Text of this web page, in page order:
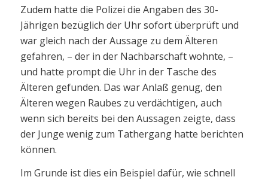
Zudem hatte die Polizei die Angaben des 30-
Jährigen bezüglich der Uhr sofort überprüft und
war gleich nach der Aussage zu dem Älteren
gefahren, – der in der Nachbarschaft wohnte, –
und hatte prompt die Uhr in der Tasche des
Älteren gefunden. Das war Anlaß genug, den
Älteren wegen Raubes zu verdächtigen, auch
wenn sich bereits bei den Aussagen zeigte, dass
der Junge wenig zum Tathergang hatte berichten
können.
Im Grunde ist dies ein Beispiel dafür, wie schnell